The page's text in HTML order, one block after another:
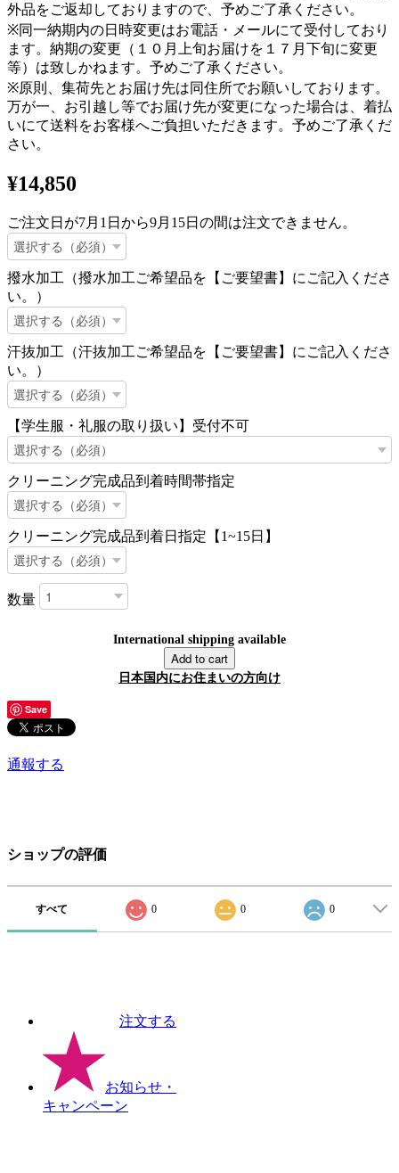
外品をご返却しておりますので、予めご了承ください。
※同一納期内の日時変更はお電話・メールにて受付しており
ます。納期の変更（１０月上旬お届けを１７月下旬に変更
等）は致しかねます。予めご了承ください。
※原則、集荷先とお届け先は同住所でお願いしております。
万が一、お引越し等でお届け先が変更になった場合は、着払
いにて送料をお客様へご負担いただきます。予めご了承くだ
さい。
¥14,850
ご注文日が7月1日から9月15日の間は注文できません。
撥水加工（撥水加工ご希望品を【ご要望書】にご記入くださ
い。）
汗抜加工（汗抜加工ご希望品を【ご要望書】にご記入くださ
い。）
【学生服・礼服の取り扱い】受付不可
クリーニング完成品到着時間帯指定
クリーニング完成品到着日指定【1~15日】
数量
International shipping available
Add to cart
日本国内にお住まいの方向け
Save
通報する
ショップの評価
すべて 0 0 0
注文する
お知らせ ・
キャンペーン